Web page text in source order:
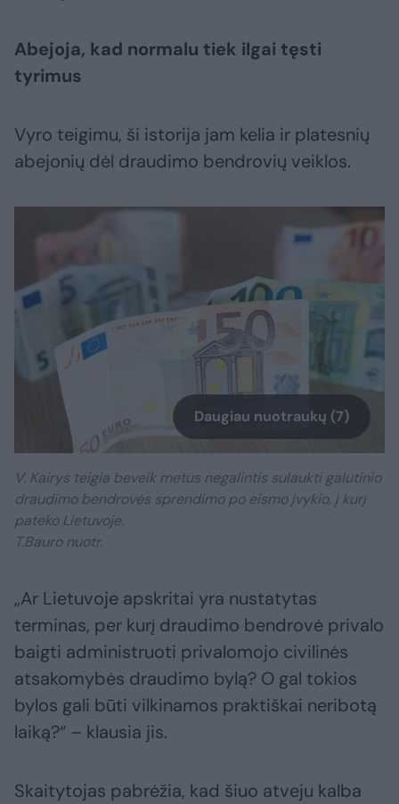
Abejoja, kad normalu tiek ilgai tęsti
tyrimus
Vyro teigimu, ši istorija jam kelia ir platesnių
abejonių dėl draudimo bendrovių veiklos.
Daugiau nuotraukų (7)
V. Kairys teigia beveik metus negalintis sulaukti galutinio
draudimo bendrovės sprendimo po eismo įvykio, į kurį
pateko Lietuvoje.
T.Bauro nuotr.
„Ar Lietuvoje apskritai yra nustatytas
terminas, per kurį draudimo bendrovė privalo
baigti administruoti privalomojo civilinės
atsakomybės draudimo bylą? O gal tokios
bylos gali būti vilkinamos praktiškai neribotą
laiką?“ – klausia jis.
Skaitytojas pabrėžia, kad šiuo atveju kalba